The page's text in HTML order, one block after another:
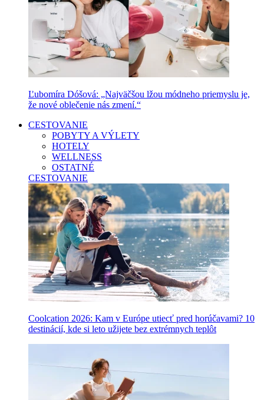
Ľubomíra Dóšová: „Najväčšou lžou módneho priemyslu je,
že nové oblečenie nás zmení.“
CESTOVANIE
POBYTY A VÝLETY
HOTELY
WELLNESS
OSTATNÉ
CESTOVANIE
Coolcation 2026: Kam v Európe utiecť pred horúčavami? 10
destinácií, kde si leto užijete bez extrémnych teplôt